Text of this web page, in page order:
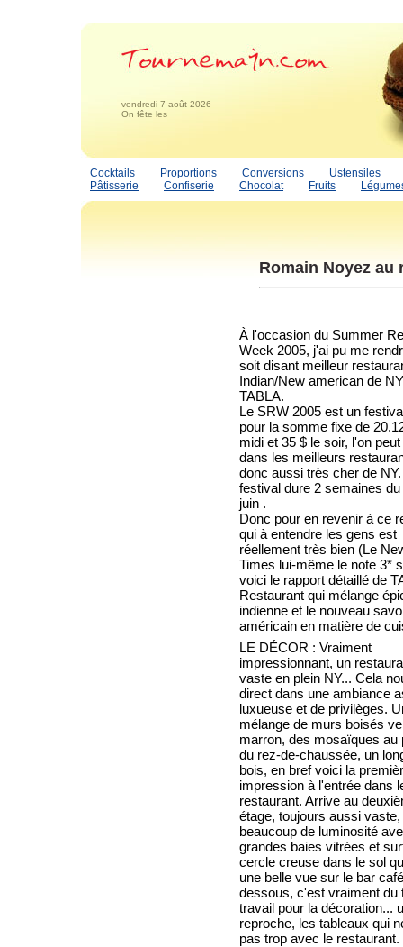
vendredi 7 août 2026
On fête les
Cocktails Proportions Conversions
Ustensiles
Pâtisserie
Confiserie Chocolat Fruits
Romain Noyez au
À l'occasion du Summer
Week 2005, j'ai pu me
soit disant meilleur
Indian/New american de
TABLA.
Le SRW 2005 est un
pour la somme fixe de
midi et 35 $ le soir, l'on
dans les meilleurs
donc aussi très cher de
festival dure 2 semaines du
juin .
Donc pour en revenir à ce
qui à entendre les gens est
réellement très bien (Le
Times lui-même le note 3*
voici le rapport détaillé de
Restaurant qui mélange
indienne et le nouveau
américain en matière de
LE DÉCOR : Vraiment
impressionnant, un
vaste en plein NY... Cela
direct dans une ambiance
luxueuse et de privilèges.
mélange de murs boisés
marron, des mosaïques au
du rez-de-chaussée, un
bois, en bref voici la
impression à l'entrée dans
restaurant. Arrive au
étage, toujours aussi vaste,
beaucoup de luminosité
grandes baies vitrées et
cercle creuse dans le sol
une belle vue sur le bar
dessous, c'est vraiment du
travail pour la décoration...
reproche, les tableaux qui
pas trop avec le restaurant.